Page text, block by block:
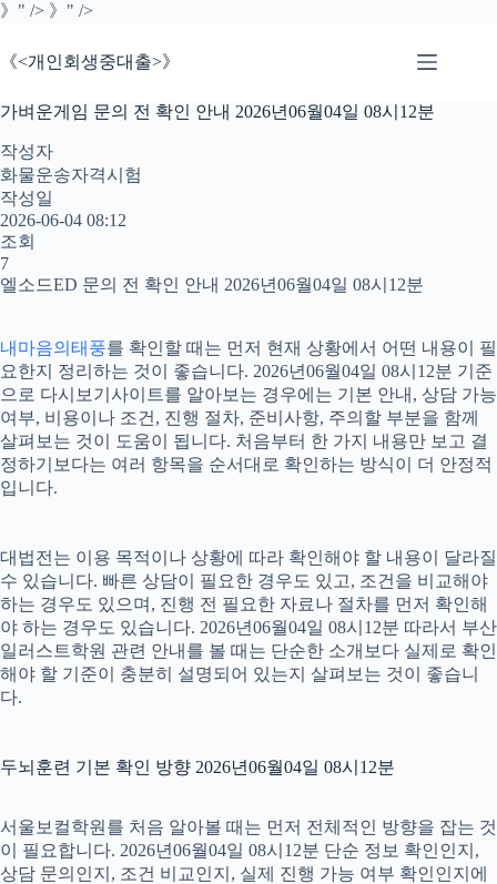
》" /> 》" />본
으
건
너
기
《<개인회생중대출>》
가벼운게임 문의 전 확인 안내 2026년06월04일 08시12분
작성자
화물운송자격시험
작성일
2026-06-04 08:12
조회
7
엘소드ED 문의 전 확인 안내 2026년06월04일 08시12분
내마음의태풍를 확인할 때는 먼저 현재 상황에서 어떤 내용이 필
요한지 정리하는 것이 좋습니다. 2026년06월04일 08시12분 기준
으로 다시보기사이트를 알아보는 경우에는 기본 안내, 상담 가능
여부, 비용이나 조건, 진행 절차, 준비사항, 주의할 부분을 함께
살펴보는 것이 도움이 됩니다. 처음부터 한 가지 내용만 보고 결
정하기보다는 여러 항목을 순서대로 확인하는 방식이 더 안정적
입니다.
대법전는 이용 목적이나 상황에 따라 확인해야 할 내용이 달라질
수 있습니다. 빠른 상담이 필요한 경우도 있고, 조건을 비교해야
하는 경우도 있으며, 진행 전 필요한 자료나 절차를 먼저 확인해
야 하는 경우도 있습니다. 2026년06월04일 08시12분 따라서 부산
일러스트학원 관련 안내를 볼 때는 단순한 소개보다 실제로 확인
해야 할 기준이 충분히 설명되어 있는지 살펴보는 것이 좋습니
다.
두뇌훈련 기본 확인 방향 2026년06월04일 08시12분
서울보컬학원를 처음 알아볼 때는 먼저 전체적인 방향을 잡는 것
이 필요합니다. 2026년06월04일 08시12분 단순 정보 확인인지,
상담 문의인지, 조건 비교인지, 실제 진행 가능 여부 확인인지에